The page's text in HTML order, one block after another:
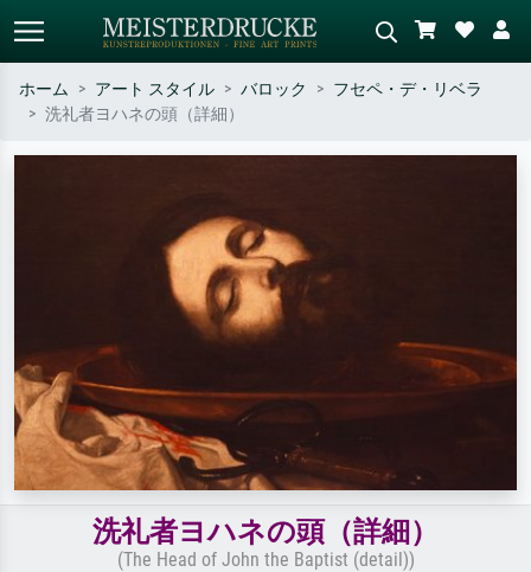
斎の波、ヌード。
ホーム アート スタイル バロック
フセペ・デ・リベラ
洗礼者ヨハネの頭（詳細）
洗礼者ヨハネの頭（詳細）
(The Head of John the Baptist (detail))